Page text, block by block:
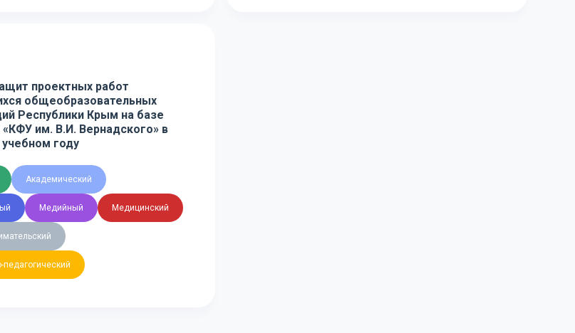
проектных работ
общеобразовательных
Республики Крым на базе
им. В.И. Вернадского» в
учебном году
Академический
Медийный Медицинский
педагогический